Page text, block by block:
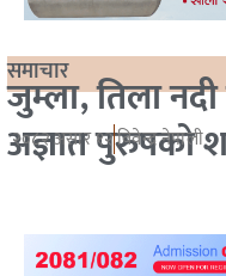
समाचार
जुम्ला, तिला
अज्ञात पुरुषको
२०८२ असार १२विवेन्द्र नेपाली